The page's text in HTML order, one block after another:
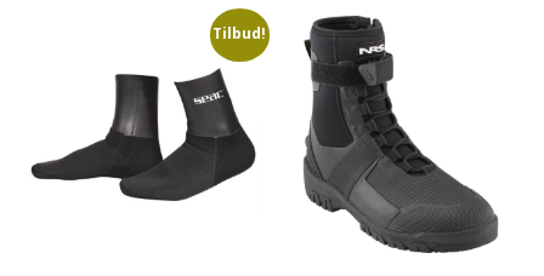
Tilbud!